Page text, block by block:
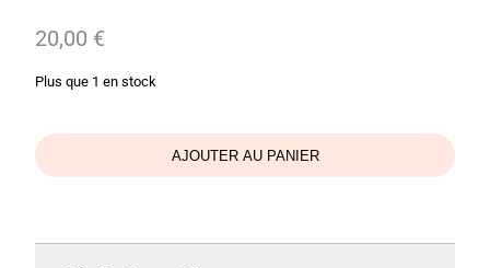
20,00 €
Plus que 1 en stock
AJOUTER AU PANIER